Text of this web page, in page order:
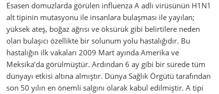
Esasen domuzlarda görülen influenza A adlı virüsünün H1N1
alt tipinin mutasyonu ile insanlara bulaşması ile yayılan;
yüksek ateş, boğaz ağrısı ve öksürük gibi belirtilere neden
olan bulaşıcı özellikte bir solunum yolu hastalığıdır. Bu
hastalığın ilk vakaları 2009 Mart ayında Amerika ve
Meksika’da görülmüştür. Ardından 6 ay gibi bir sürede tüm
dünyayı etkisi altına almıştır. Dünya Sağlık Örgütü tarafından
son 50 yılın en önemli salgını olarak kabul edilmiştir. A tipi